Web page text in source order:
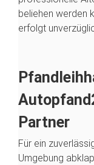
beliehen werden
erfolgt
Partner
Für ein
Umgebung